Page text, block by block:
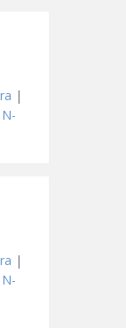
|
N-
|
N-